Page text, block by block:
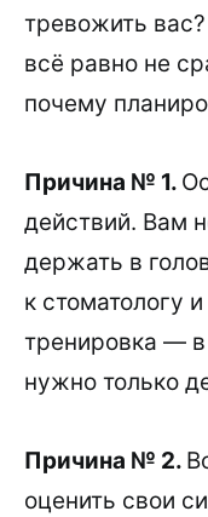
тревожить
всё равно не
почему
Причина № 1.
действий. Вам
держать в
к стоматологу
тренировка —
нужно только
Причина № 2.
оценить свои